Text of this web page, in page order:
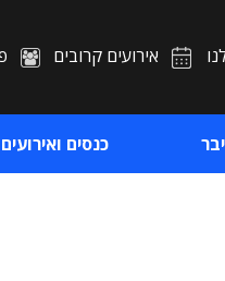
אירועים קרובים
כנסים ואירועים